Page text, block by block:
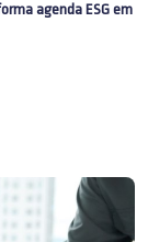
agenda ESG em